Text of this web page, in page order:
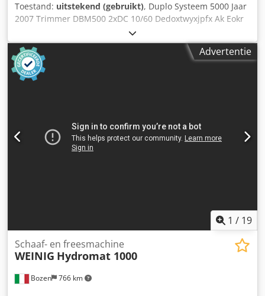
Toestand: uitstekend (gebruikt), Duplo Systeem 5000 Jaar
2007 Trimmer DBM500 2xDC 10/60 Dedoxtwyxjpfx Ak Eokr
Advertentie
1 / 19
Bozen 766 km
Schaaf- en freesmachine
WEINIG Hydromat 1000